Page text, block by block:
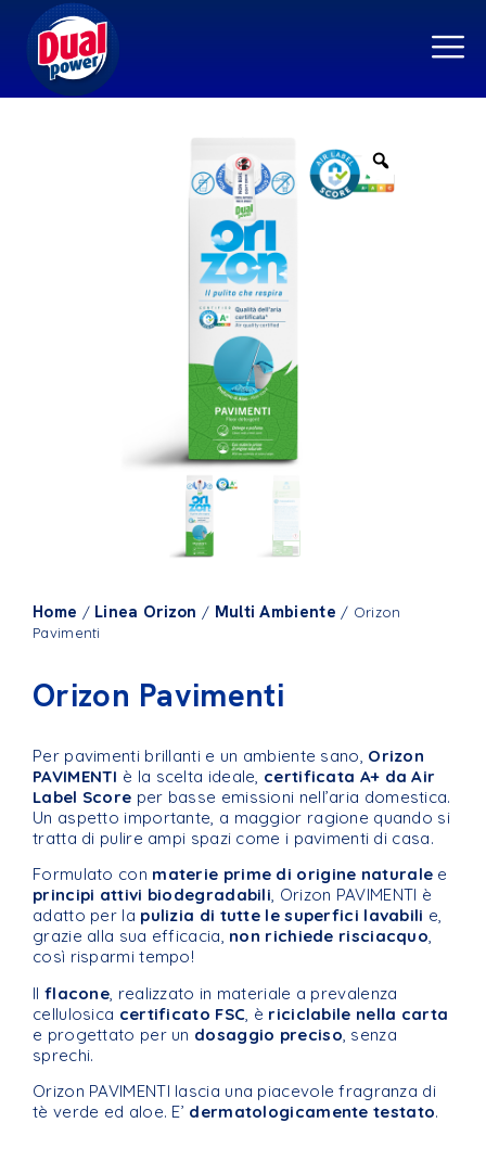
Home / Linea Orizon / Multi Ambiente / Orizon
Pavimenti
Orizon Pavimenti
Per pavimenti brillanti e un ambiente sano, Orizon
PAVIMENTI è la scelta ideale, certificata A+ da Air
Label Score per basse emissioni nell’aria domestica.
Un aspetto importante, a maggior ragione quando si
tratta di pulire ampi spazi come i pavimenti di casa.
Formulato con materie prime di origine naturale e
principi attivi biodegradabili, Orizon PAVIMENTI è
adatto per la pulizia di tutte le superfici lavabili e,
grazie alla sua efficacia, non richiede risciacquo,
così risparmi tempo!
Il flacone , realizzato in materiale a prevalenza
cellulosica certificato FSC , è riciclabile nella carta
e progettato per un dosaggio preciso , senza
sprechi.
Orizon PAVIMENTI lascia una piacevole fragranza di
tè verde ed aloe. E’ dermatologicamente testato.